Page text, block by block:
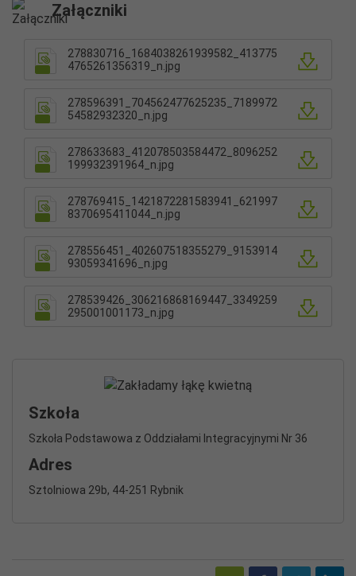
Załączniki
278830716_1684038261939582_413775
4765261356319_n.jpg
278596391_704562477625235_7189972
54582932320_n.jpg
278633683_412078503584472_8096252
199932391964_n.jpg
278769415_1421872281583941_621997
8370695411044_n.jpg
278556451_402607518355279_9153914
93059341696_n.jpg
278539426_306216868169447_3349259
295001001173_n.jpg
Szkoła
Szkoła Podstawowa z Oddziałami Integracyjnymi Nr 36
Adres
Sztolniowa 29b, 44-251 Rybnik